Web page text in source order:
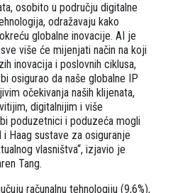
osobito u području digitalne
odražavaju kako
globalne inovacije. AI je
više će mijenjati način na koji
inovacija i poslovnih ciklusa,
osigurao da naše globalne IP
očekivanja naših klijenata,
digitalnijim i više
poduzetnici i poduzeća mogli
Haag sustave za osiguranje
vlasništva“, izjavio je
Tang.
računalnu tehnologiju (9,6%),